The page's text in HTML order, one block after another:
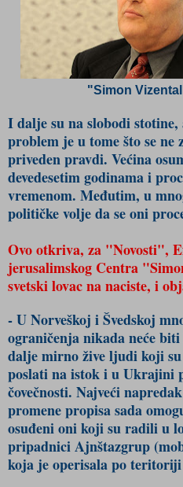
"Simon
I dalje su na slobodi
problem je u tome što se
priveden pravdi. Većina
devedesetim godinama i
vremenom. Međutim, u
političke volje da se oni
Ovo otkriva, za "Novosti",
jerusalimskog Centra
svetski lovac na naciste, i
- U Norveškoj i Švedskoj
ograničenja nikada neće
dalje mirno žive ljudi koji
poslati na istok i u Ukrajini
čovečnosti. Najveći
promene propisa sada
osuđeni oni koji su radili u
pripadnici Ajnštazgrup
koja je operisala po teritoriji